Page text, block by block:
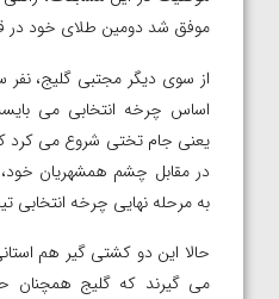
موفق شد دومین طلای خود در
اساس چرخه انتخابی می
یعنی جام تختی شروع می کرد
در مقابل چشم همشهریان خود،
به مرحله نهایی چرخه انتخابی
حالا این دو کشتی گیر هم
می گیرند که گلیج همچنان